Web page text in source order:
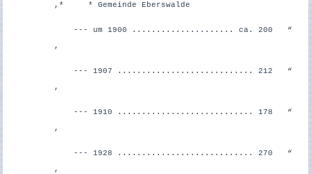
,* * Gemeinde Eberswalde
--- um 1900 ..................... ca. 200 “
,
--- 1907 ............................ 212 “
,
--- 1910 ............................ 178 “
,
--- 1928 ............................ 270 “
,